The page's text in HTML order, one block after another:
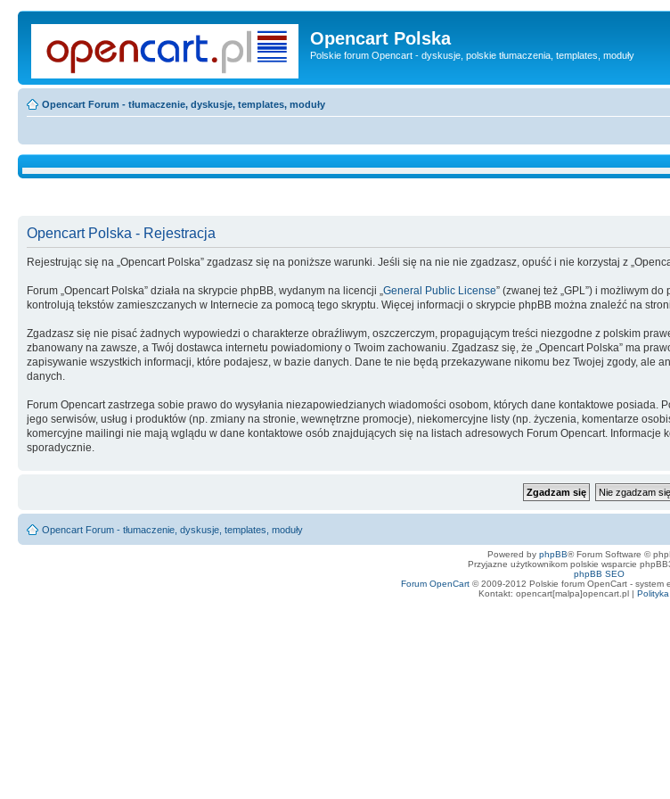
Opencart Polska
Polskie forum Opencart - dyskusje, polskie tłumaczenia, templates, moduły
Opencart Forum - tłumaczenie, dyskusje, templates, moduły
Opencart Polska - Rejestracja
Rejestrując się na „Opencart Polska” zgadzasz się na poniższe warunki. Jeśli się na nie nie zgadzasz, opuść i nie korzystaj z
Forum „Opencart Polska” działa na skrypcie phpBB, wydanym na licencji „ General Public License” (zwanej też „GPL”) i możliwym
kontrolują tekstów zamieszczanych w Internecie za pomocą tego skryptu. Więcej informacji o skrypcie phpBB można znaleźć na
Zgadzasz się nie pisać żadnych wypowiedzi o charakterze obraźliwym, oszczerczym, propagującym treści niezgodne z polskim
zbanowany na zawsze, a Twój dostawca internetu powiadomiony o Twoim zachowaniu. Zgadzasz się, że „Opencart Polska” ma
zapisywanie wszystkich informacji, które podajesz, w bazie danych. Dane te nie będą przekazywane nikomu bez Twojej zgody, ale
danych.
Forum Opencart zastrzega sobie prawo do wysyłania niezapowiedzianych wiadomości osobom, których dane kontaktowe
jego serwisów, usług i produktów (np. zmiany na stronie, wewnętrzne promocje), niekomercyjne listy (np. życzenia, komentarze
komercyjne mailingi nie mają wglądu w dane kontaktowe osób znajdujących się na listach adresowych Forum Opencart.
sporadycznie.
Opencart Forum - tłumaczenie, dyskusje, templates, moduły
Powered by phpBB® Forum Software ©
Przyjazne użytkownikom polskie wsparcie
phpBB SEO
Forum OpenCart© 2009-2012 Polskie forum OpenCart - system
Kontakt: opencart[malpa]opencart.pl |